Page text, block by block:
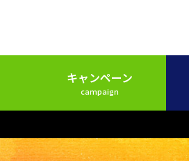
キャンペーン
campaign